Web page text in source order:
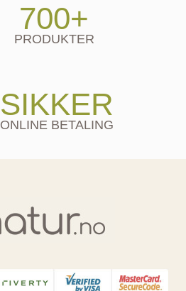
700+
PRODUKTER
SIKKER
ONLINE BETALING